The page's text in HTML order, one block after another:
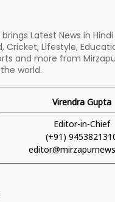
brings Latest News in
Cricket, Lifestyle,
and more from
world.
Virendra Gupta
Editor-in-Chief
(+91)